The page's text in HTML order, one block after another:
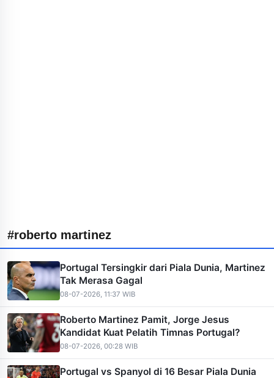
#roberto martinez
Portugal Tersingkir dari Piala Dunia, Martinez
Tak Merasa Gagal
08-07-2026, 11:37 WIB
Roberto Martinez Pamit, Jorge Jesus
Kandidat Kuat Pelatih Timnas Portugal?
08-07-2026, 00:28 WIB
Portugal vs Spanyol di 16 Besar Piala Dunia